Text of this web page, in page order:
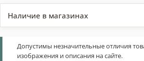
Наличие в магазинах
Допустимы незначительные отличия
изображения и описания на сайте.